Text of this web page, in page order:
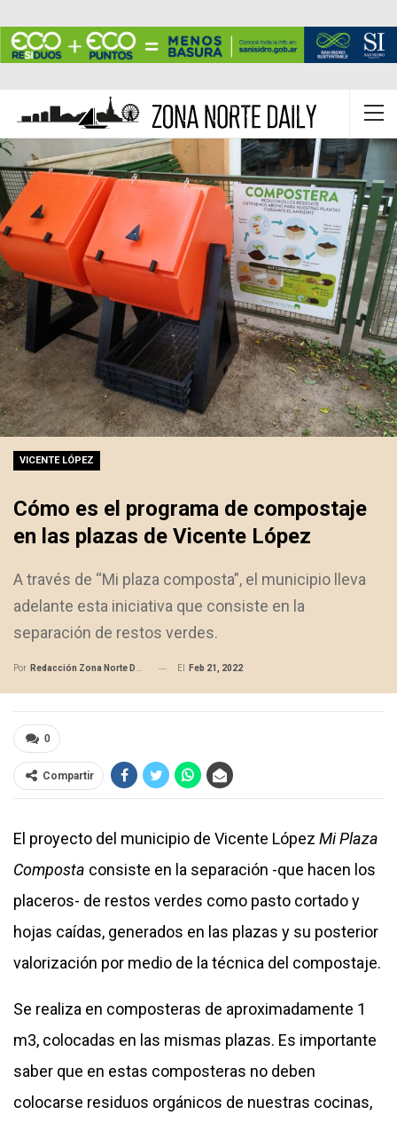
VICENTE LÓPEZ
Cómo es el programa de compostaje
en las plazas de Vicente López
A través de “Mi plaza composta”, el municipio lleva
adelante esta iniciativa que consiste en la
separación de restos verdes.
Por Redacción Zona Norte Daily El Feb 21, 2022
0
Compartir
El proyecto del municipio de Vicente López Mi Plaza
Composta consiste en la separación -que hacen los
placeros- de restos verdes como pasto cortado y
hojas caídas, generados en las plazas y su posterior
valorización por medio de la técnica del compostaje.
Se realiza en composteras de aproximadamente 1
m3, colocadas en las mismas plazas. Es importante
saber que en estas composteras no deben
colocarse residuos orgánicos de nuestras cocinas,